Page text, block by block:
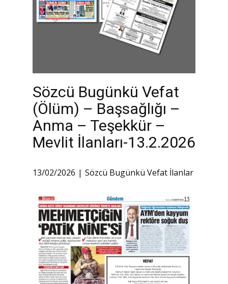
Sözcü Bugünkü Vefat
(Ölüm) – Başsağlığı –
Anma – Teşekkür –
Mevlit İlanları-13.2.2026
13/02/2026 Sözcü Bugünkü Vefat İlanlar